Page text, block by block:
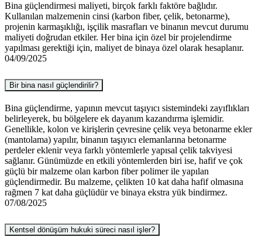
Bina güçlendirmesi maliyeti, birçok farklı faktöre bağlıdır.
Kullanılan malzemenin cinsi (karbon fiber, çelik, betonarme),
projenin karmaşıklığı, işçilik masrafları ve binanın mevcut durumu
maliyeti doğrudan etkiler. Her bina için özel bir projelendirme
yapılması gerektiği için, maliyet de binaya özel olarak hesaplanır.
04/09/2025
Bir bina nasıl güçlendirilir?
Bina güçlendirme, yapının mevcut taşıyıcı sistemindeki zayıflıkları
belirleyerek, bu bölgelere ek dayanım kazandırma işlemidir.
Genellikle, kolon ve kirişlerin çevresine çelik veya betonarme ekler
(mantolama) yapılır, binanın taşıyıcı elemanlarına betonarme
perdeler eklenir veya farklı yöntemlerle yapısal çelik takviyesi
sağlanır. Günümüzde en etkili yöntemlerden biri ise, hafif ve çok
güçlü bir malzeme olan karbon fiber polimer ile yapılan
güçlendirmedir. Bu malzeme, çelikten 10 kat daha hafif olmasına
rağmen 7 kat daha güçlüdür ve binaya ekstra yük bindirmez.
07/08/2025
Kentsel dönüşüm hukuki süreci nasıl işler?